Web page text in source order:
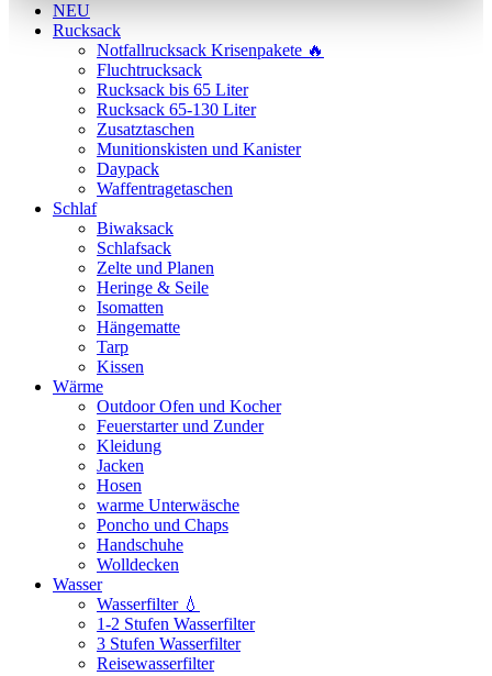
NEU
Rucksack
Notfallrucksack Krisenpakete 🔥
Fluchtrucksack
Rucksack bis 65 Liter
Rucksack 65-130 Liter
Zusatztaschen
Munitionskisten und Kanister
Daypack
Waffentragetaschen
Schlaf
Biwaksack
Schlafsack
Zelte und Planen
Heringe & Seile
Isomatten
Hängematte
Tarp
Kissen
Wärme
Outdoor Ofen und Kocher
Feuerstarter und Zunder
Kleidung
Jacken
Hosen
warme Unterwäsche
Poncho und Chaps
Handschuhe
Wolldecken
Wasser
Wasserfilter 💧
1-2 Stufen Wasserfilter
3 Stufen Wasserfilter
Reisewasserfilter